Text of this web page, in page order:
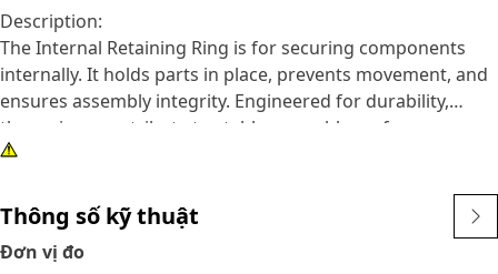
Description:
The Internal Retaining Ring is for securing components
internally. It holds parts in place, prevents movement, and
ensures assembly integrity. Engineered for durability,
these rings contribute to stable assembly performance.
Their role in keeping components securely positioned is to
Attributes:
• Secure components internally with a reliable retaining
Thông số kỹ thuật
Đơn vị đo